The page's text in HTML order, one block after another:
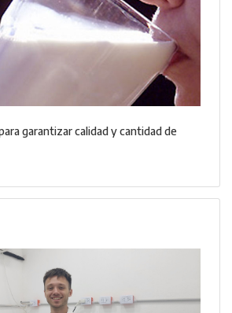
garantizar calidad y cantidad de